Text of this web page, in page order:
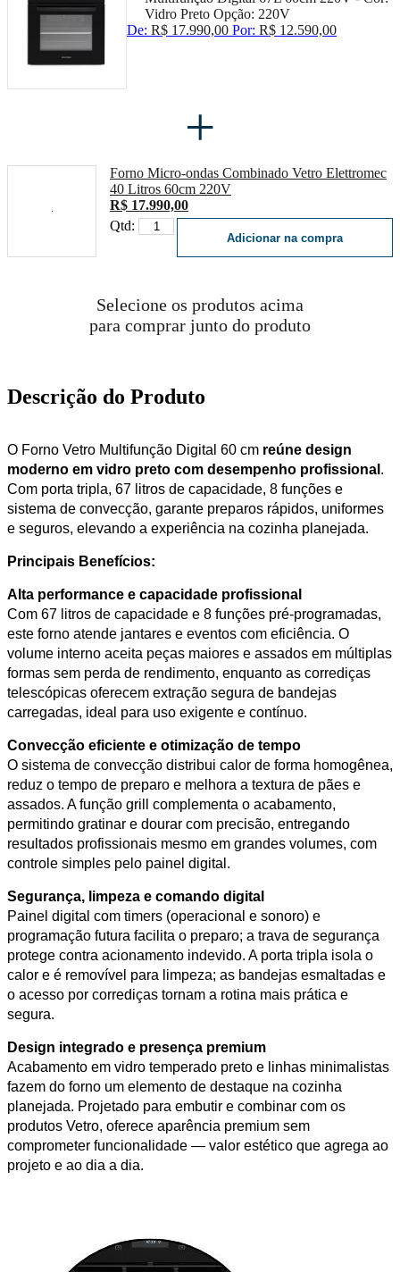
Vidro Preto Opção: 220V
De: R$ 17.990,00 Por: R$ 12.590,00
+
Forno Micro-ondas Combinado Vetro Elettromec
40 Litros 60cm 220V
R$ 17.990,00
Qtd:
Adicionar na compra
Selecione os produtos acima
para comprar junto do produto
Descrição do Produto
O Forno Vetro Multifunção Digital 60 cm reúne design
moderno em vidro preto com desempenho profissional .
Com porta tripla, 67 litros de capacidade, 8 funções e
sistema de convecção, garante preparos rápidos, uniformes
e seguros, elevando a experiência na cozinha planejada.
Principais Benefícios:
Alta performance e capacidade profissional
Com 67 litros de capacidade e 8 funções pré-programadas,
este forno atende jantares e eventos com eficiência. O
volume interno aceita peças maiores e assados em múltiplas
formas sem perda de rendimento, enquanto as corrediças
telescópicas oferecem extração segura de bandejas
carregadas, ideal para uso exigente e contínuo.
Convecção eficiente e otimização de tempo
O sistema de convecção distribui calor de forma homogênea,
reduz o tempo de preparo e melhora a textura de pães e
assados. A função grill complementa o acabamento,
permitindo gratinar e dourar com precisão, entregando
resultados profissionais mesmo em grandes volumes, com
controle simples pelo painel digital.
Segurança, limpeza e comando digital
Painel digital com timers (operacional e sonoro) e
programação futura facilita o preparo; a trava de segurança
protege contra acionamento indevido. A porta tripla isola o
calor e é removível para limpeza; as bandejas esmaltadas e
o acesso por corrediças tornam a rotina mais prática e
segura.
Design integrado e presença premium
Acabamento em vidro temperado preto e linhas minimalistas
fazem do forno um elemento de destaque na cozinha
planejada. Projetado para embutir e combinar com os
produtos Vetro, oferece aparência premium sem
comprometer funcionalidade — valor estético que agrega ao
projeto e ao dia a dia.